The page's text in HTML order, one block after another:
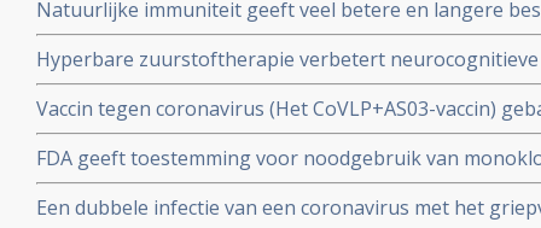
nagenoeg geen bescherming meer.
Natuurlijke immuniteit geeft veel betere en langere
coronavirus - Covid-19 dan een vaccin dat zijn
Hyperbare zuurstoftherapie verbetert
veroorzaakt door coronabesmetting bij patienten met
Vaccin tegen coronavirus (Het CoVLP+AS03-vaccin)
stoffen geeft uitstekende bescherming tegen ziek
ziekte (78 procent)
FDA geeft toestemming voor noodgebruik van
(tixagevimab plus cilgavimab) voor preventie van
immuunziekte die niet goed reageren op de
Een dubbele infectie van een coronavirus met het